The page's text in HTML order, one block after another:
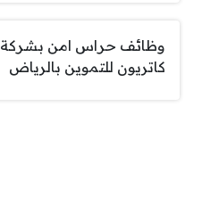
وظائف حراس امن بشركة
كاتريون للتموين بالرياض